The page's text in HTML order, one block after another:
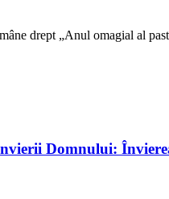
drept „Anul omagial al
Domnului: